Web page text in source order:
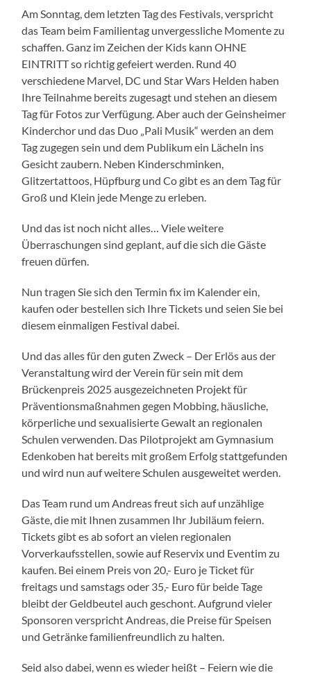
Am Sonntag, dem letzten Tag des Festivals, verspricht
das Team beim Familientag unvergessliche Momente zu
schaffen. Ganz im Zeichen der Kids kann OHNE
EINTRITT so richtig gefeiert werden. Rund 40
verschiedene Marvel, DC und Star Wars Helden haben
Ihre Teilnahme bereits zugesagt und stehen an diesem
Tag für Fotos zur Verfügung. Aber auch der Geinsheimer
Kinderchor und das Duo „Pali Musik“ werden an dem
Tag zugegen sein und dem Publikum ein Lächeln ins
Gesicht zaubern. Neben Kinderschminken,
Glitzertattoos, Hüpfburg und Co gibt es an dem Tag für
Groß und Klein jede Menge zu erleben.
Und das ist noch nicht alles… Viele weitere
Überraschungen sind geplant, auf die sich die Gäste
freuen dürfen.
Nun tragen Sie sich den Termin fix im Kalender ein,
kaufen oder bestellen sich Ihre Tickets und seien Sie bei
diesem einmaligen Festival dabei.
Und das alles für den guten Zweck – Der Erlös aus der
Veranstaltung wird der Verein für sein mit dem
Brückenpreis 2025 ausgezeichneten Projekt für
Präventionsmaßnahmen gegen Mobbing, häusliche,
körperliche und sexualisierte Gewalt an regionalen
Schulen verwenden. Das Pilotprojekt am Gymnasium
Edenkoben hat bereits mit großem Erfolg stattgefunden
und wird nun auf weitere Schulen ausgeweitet werden.
Das Team rund um Andreas freut sich auf unzählige
Gäste, die mit Ihnen zusammen Ihr Jubiläum feiern.
Tickets gibt es ab sofort an vielen regionalen
Vorverkaufsstellen, sowie auf Reservix und Eventim zu
kaufen. Bei einem Preis von 20,- Euro je Ticket für
freitags und samstags oder 35,- Euro für beide Tage
bleibt der Geldbeutel auch geschont. Aufgrund vieler
Sponsoren verspricht Andreas, die Preise für Speisen
und Getränke familienfreundlich zu halten.
Seid also dabei, wenn es wieder heißt – Feiern wie die